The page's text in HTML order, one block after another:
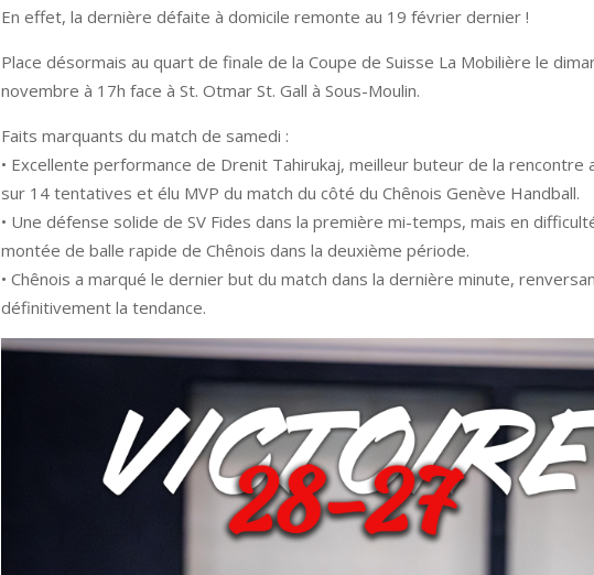
En effet, la dernière défaite à domicile remonte au 19 février dernier !
Place désormais au quart de finale de la Coupe de Suisse La Mobilière le
novembre à 17h face à St. Otmar St. Gall à Sous-Moulin.
Faits marquants du match de samedi :
•⁠ ⁠Excellente performance de Drenit Tahirukaj, meilleur buteur de la rencontre
sur 14 tentatives et élu MVP du match du côté du Chênois Genève Handball.
•⁠ ⁠Une défense solide de SV Fides dans la première mi-temps, mais en
montée de balle rapide de Chênois dans la deuxième période.
•⁠ ⁠Chênois a marqué le dernier but du match dans la dernière minute,
définitivement la tendance.